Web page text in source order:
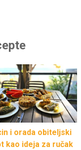
i orada obiteljski
kao ideja za ručak